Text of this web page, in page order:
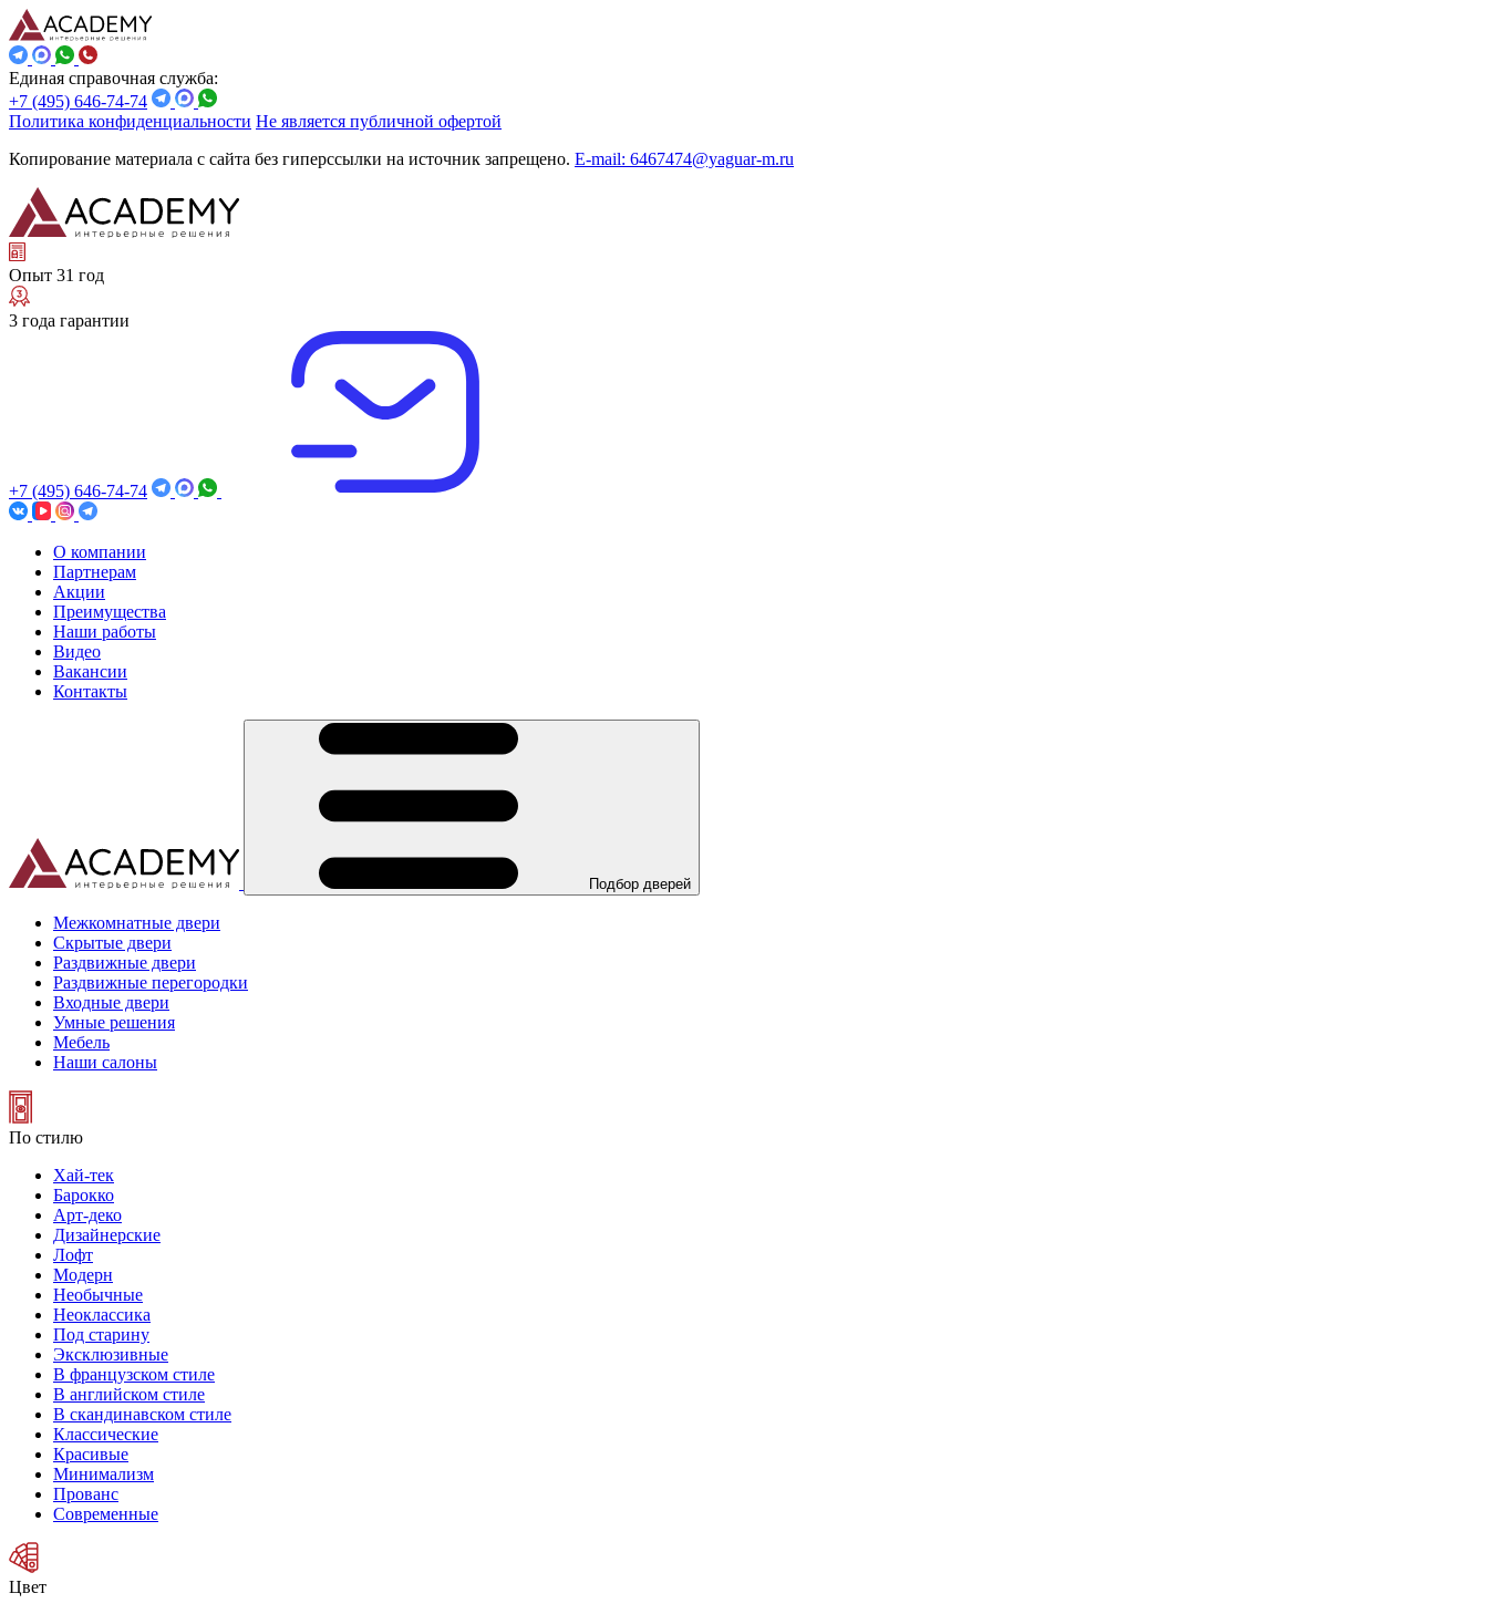
Единая справочная служба:
+7 (495) 646-74-74
Политика конфиденциальности Не является публичной офертой
Копирование материала с сайта без гиперссылки на источник запрещено. E-mail: 6467474@yaguar-m.ru
Опыт 31 год
3 года гарантии
+7 (495) 646-74-74
О компании
Партнерам
Акции
Преимущества
Наши работы
Видео
Вакансии
Контакты
Подбор дверей
Межкомнатные двери
Скрытые двери
Раздвижные двери
Раздвижные перегородки
Входные двери
Умные решения
Мебель
Наши салоны
По стилю
Хай-тек
Барокко
Арт-деко
Дизайнерские
Лофт
Модерн
Необычные
Неоклассика
Под старину
Эксклюзивные
В французском стиле
В английском стиле
В скандинавском стиле
Классические
Красивые
Минимализм
Прованс
Современные
Цвет